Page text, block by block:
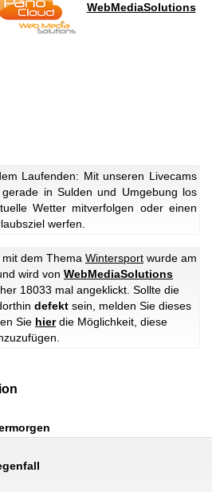
WebMediaSolutions
Laufenden: Mit unseren Livecams
in Sulden und Umgebung los
Wetter mitverfolgen oder einen
werfen.
mit dem Thema Wintersport wurde am
wird von WebMediaSolutions
18033 mal angeklickt. Sollte die
defekt sein, melden Sie dieses
Sie hierdie Möglichkeit, diese